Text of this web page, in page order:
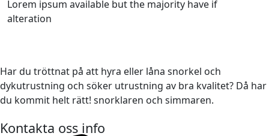
Lorem ipsum available but the majority have if
alteration
Har du tröttnat på att hyra eller låna snorkel och
dykutrustning och söker utrustning av bra kvalitet? Då har
du kommit helt rätt! snorklaren och simmaren.
Kontakta oss info